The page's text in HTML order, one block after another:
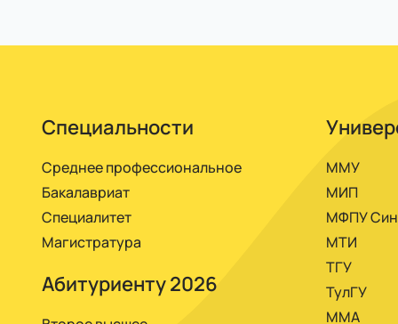
Специальности
Среднее профессиональное
Бакалавриат
Специалитет
Магистратура
Абитуриенту 2026
ММУ
МИП
МФПУ
МТИ
ТГУ
ТулГУ
ММА